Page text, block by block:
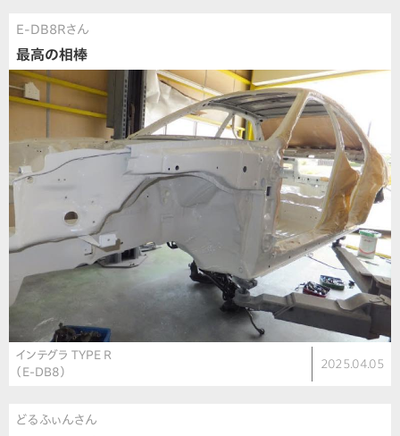
E-DB8Rさん
最高の相棒
インテグラ TYPE R
（E-DB8）
2025.04.05
どるふぃんさん